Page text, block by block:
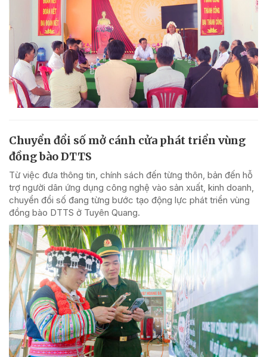
Chuyển đổi số mở cánh cửa phát triển vùng
đồng bào DTTS
Từ việc đưa thông tin, chính sách đến từng thôn, bản đến hỗ
trợ người dân ứng dụng công nghệ vào sản xuất, kinh doanh,
chuyển đổi số đang từng bước tạo động lực phát triển vùng
đồng bào DTTS ở Tuyên Quang.